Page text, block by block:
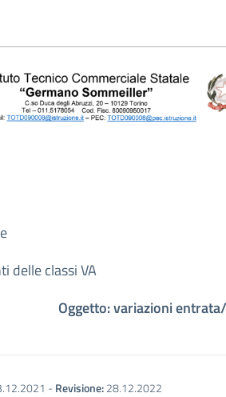
delle classi VA
Oggetto: variazioni
-Revisione:28.12.2022